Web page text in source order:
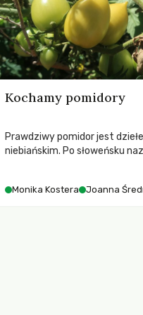
Kochamy pomidory
Prawdziwy pomidor jest
niebiańskim. Po słoweńsku
Monika Kostera i Joanna
Monika Kostera Joanna